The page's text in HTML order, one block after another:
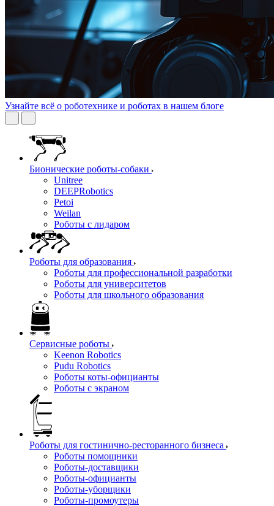
Узнайте всё о роботехнике и роботах в нашем блоге
Бионические роботы-собаки
Unitree
DEEPRobotics
Petoi
Weilan
Роботы с лидаром
Роботы для образования
Роботы для профессиональной разработки
Роботы для университетов
Роботы для школьного образования
Сервисные роботы
Keenon Robotics
Pudu Robotics
Роботы коты-официанты
Роботы с экраном
Роботы для гостинично-ресторанного бизнеса
Роботы помощники
Роботы-доставщики
Роботы-официанты
Роботы-уборщики
Роботы-промоутеры